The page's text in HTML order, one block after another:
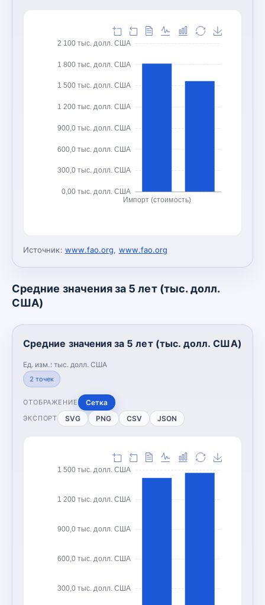
0,00 тыс. долл. США
300,0 тыс. долл. США
600,0 тыс. долл. США
900,0 тыс. долл. США
1 200 тыс. долл. США
1 500 тыс. долл. США
1 800 тыс. долл. США
2 100 тыс. долл. США
Импорт (стоимость)
Источник: www.fao.org, www.fao.org
Средние значения за 5 лет (тыс. долл.
США)
Средние значения за 5 лет (тыс. долл. США)
Ед. изм.: тыс. долл. США
2 точек
ОТОБРАЖЕНИЕ Сетка
ЭКСПОРТ SVG PNG CSV JSON
300,0 тыс. долл. США
600,0 тыс. долл. США
900,0 тыс. долл. США
1 200 тыс. долл. США
1 500 тыс. долл. США